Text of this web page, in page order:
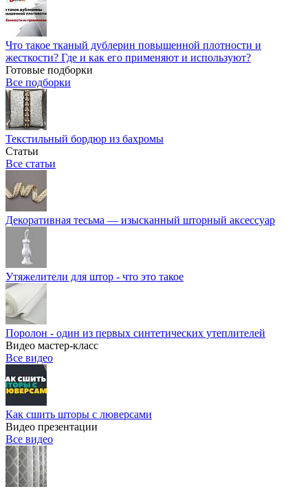
Что такое тканый дублерин повышенной плотности и
жесткости? Где и как его применяют и используют?
Готовые подборки
Все подборки
Текстильный бордюр из бахромы
Статьи
Все статьи
Декоративная тесьма — изысканный шторный аксессуар
Утяжелители для штор - что это такое
Поролон - один из первых синтетических утеплителей
Видео мастер-класс
Все видео
Как сшить шторы с люверсами
Видео презентации
Все видео